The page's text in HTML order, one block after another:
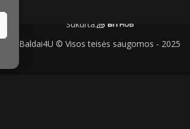
Sukurta:
Baldai4U © Visos teisės saugomos - 2025